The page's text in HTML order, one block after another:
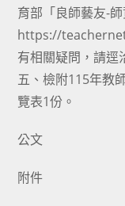
育部「良師藝友-
https://
有相關疑問，請逕
五、檢附115年教
覽表1份。
公文
附件